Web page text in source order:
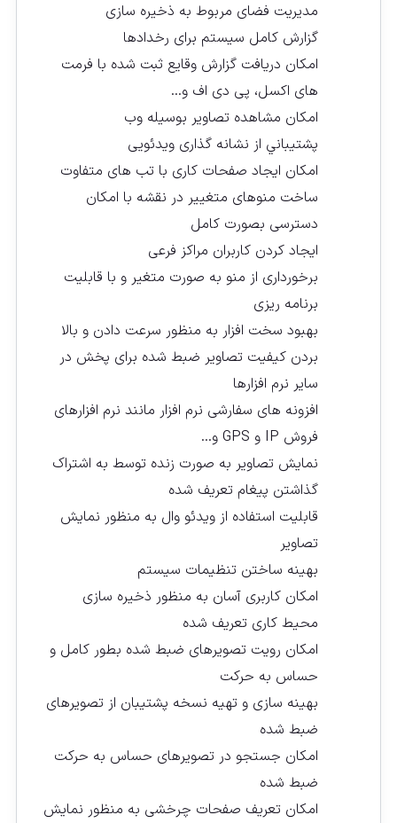
مدیریت فضای مربوط به ذخیره سازی
گزارش کامل سیستم برای رخدادها
امکان دریافت گزارش وقایع ثبت شده با فرمت
های اکسل، پی دی اف و…
امکان مشاهده تصاویر بوسیله وب
پشتیباني از نشانه گذاری ویدئویی
امکان ایجاد صفحات کاری با تب های متفاوت
ساخت منوهای متغییر در نقشه با امکان
دسترسی بصورت کامل
ایجاد کردن کاربران مراکز فرعی
برخورداری از منو به صورت متغیر و با قابلیت
برنامه ريزی
بهبود سخت افزار به منظور سرعت دادن و بالا
بردن کیفیت تصاویر ضبط شده برای پخش در
سایر نرم افزارها
افزونه های سفارشی نرم افزار مانند نرم افزارهای
فروش IP و GPS و…
نمایش تصاویر به صورت زنده توسط به اشتراک
گذاشتن پیغام تعریف شده
قابلیت استفاده از ویدئو وال به منظور نمایش
تصاویر
بهینه ساختن تنظیمات سیستم
امکان کاربری آسان به منظور ذخیره سازی
محیط کاری تعریف شده
امکان رویت تصویرهای ضبط شده بطور کامل و
حساس به حرکت
بهینه سازی و تهیه نسخه پشتیبان از تصویرهای
ضبط شده
امکان جستجو در تصویرهای حساس به حرکت
ضبط شده
امکان تعریف صفحات چرخشی به منظور نمایش